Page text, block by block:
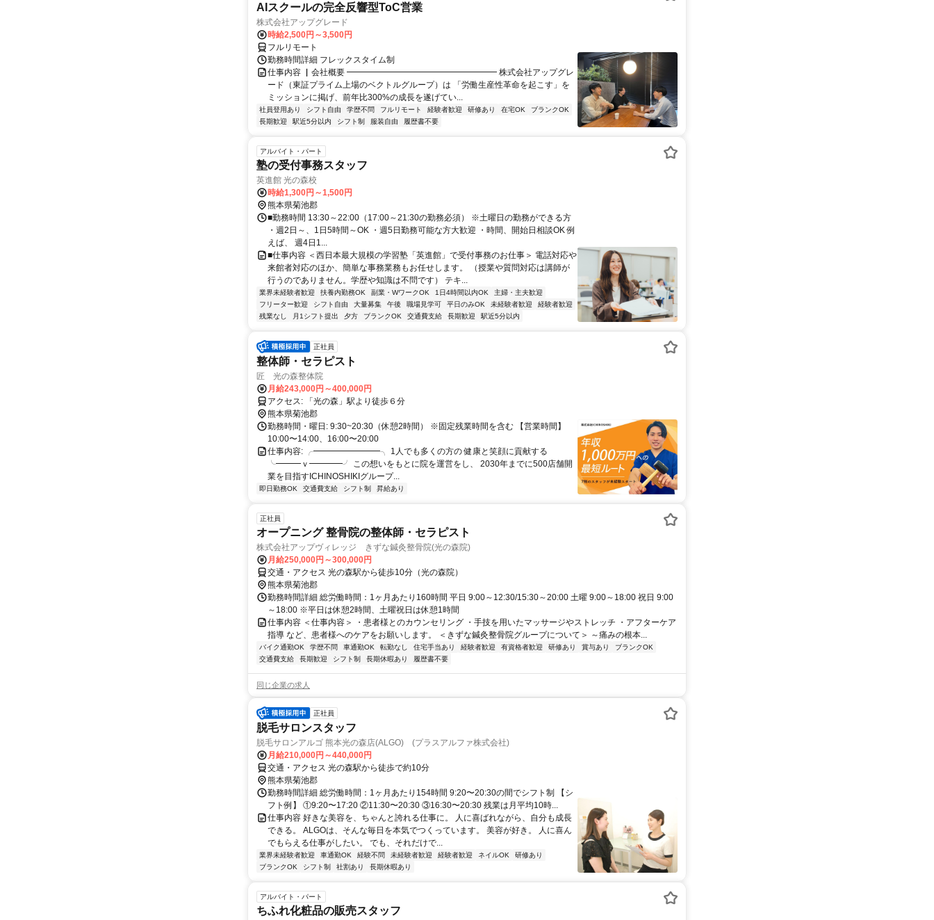
AIスクールの完全反響型ToC営業
株式会社アップグレード
時給2,500円～3,500円
フルリモート
勤務時間詳細 フレックスタイム制
仕事内容 ▏会社概要 ━━━━━━━━━━━━━━━━━━ 株式会社アップグレ
ード（東証プライム上場のベクトルグループ）は 「労働生産性革命を起こす」を
ミッションに掲げ、前年比300%の成長を遂げてい...
社員登用あり シフト自由 学歴不問 フルリモート 経験者歓迎 研修あり 在宅OK
ブランクOK
長期歓迎
駅近5分以内 シフト制 服装自由 履歴書不要
アルバイト・パート
塾の受付事務スタッフ
英進館 光の森校
時給1,300円～1,500円
熊本県菊池郡
■勤務時間 13:30～22:00（17:00～21:30の勤務必須） ※土曜日の勤務ができる方
・週2日～、1日5時間～OK ・週5日勤務可能な方大歓迎 ・時間、開始日相談OK 例
えば、 週4日1...
■仕事内容 ＜西日本最大規模の学習塾「英進館」で受付事務のお仕事＞ 電話対応や
来館者対応のほか、簡単な事務業務もお任せします。 （授業や質問対応は講師が
行うのでありません。学歴や知識は不問です） テキ...
業界未経験者歓迎 扶養内勤務OK 副業・WワークOK 1日4時間以内OK
主婦・主夫歓迎
フリーター歓迎
シフト自由 大量募集 午後 職場見学可 平日のみOK 未経験者歓迎
経験者歓迎
残業なし
月1シフト提出 夕方 ブランクOK 交通費支給 長期歓迎 駅近5分以内
正社員
整体師・セラピスト
匠 光の森整体院
月給243,000円～400,000円
アクセス: 「光の森」駅より徒歩６分
熊本県菊池郡
勤務時間・曜日: 9:30~20:30（休憩2時間） ※固定残業時間を含む 【営業時間】
10:00〜14:00、16:00〜20:00
仕事内容: ╭━━━━━━━━╮ 1人でも多くの方の 健康と笑顔に貢献する
╰━━━ｖ━━━━╯ この想いをもとに院を運営をし、 2030年までに500店舗開
業を目指すICHINOSHIKIグループ...
即日勤務OK 交通費支給 シフト制 昇給あり
正社員
オープニング 整骨院の整体師・セラピスト
株式会社アップヴィレッジ きずな鍼灸整骨院(光の森院)
月給250,000円～300,000円
交通・アクセス 光の森駅から徒歩10分（光の森院）
熊本県菊池郡
勤務時間詳細 総労働時間：1ヶ月あたり160時間 平日 9:00～12:30/15:30～20:00 土曜 9:00～18:00 祝日 9:00
～18:00 ※平日は休憩2時間、土曜祝日は休憩1時間
仕事内容 ＜仕事内容＞ ・患者様とのカウンセリング ・手技を用いたマッサージやストレッチ ・アフターケア
指導 など、患者様へのケアをお願いします。 ＜きずな鍼灸整骨院グループについて＞ ～痛みの根本...
バイク通勤OK 学歴不問 車通勤OK 転勤なし 住宅手当あり 経験者歓迎 有資格者歓迎 研修あり 賞与あり
ブランクOK
交通費支給
長期歓迎 シフト制 長期休暇あり 履歴書不要
同じ企業の求人
正社員
脱毛サロンスタッフ
脱毛サロンアルゴ 熊本光の森店(ALGO) (プラスアルファ株式会社)
月給210,000円～440,000円
交通・アクセス 光の森駅から徒歩で約10分
熊本県菊池郡
勤務時間詳細 総労働時間：1ヶ月あたり154時間 9:20〜20:30の間でシフト制 【シ
フト例】 ①9:20〜17:20 ②11:30〜20:30 ③16:30〜20:30 残業は月平均10時...
仕事内容 好きな美容を、ちゃんと誇れる仕事に。 人に喜ばれながら、自分も成長
できる。 ALGOは、そんな毎日を本気でつくっています。 美容が好き。 人に喜ん
でもらえる仕事がしたい。 でも、それだけで...
業界未経験者歓迎 車通勤OK 経験不問 未経験者歓迎 経験者歓迎 ネイルOK
研修あり
ブランクOK
シフト制 社割あり 長期休暇あり
アルバイト・パート
ちふれ化粧品の販売スタッフ